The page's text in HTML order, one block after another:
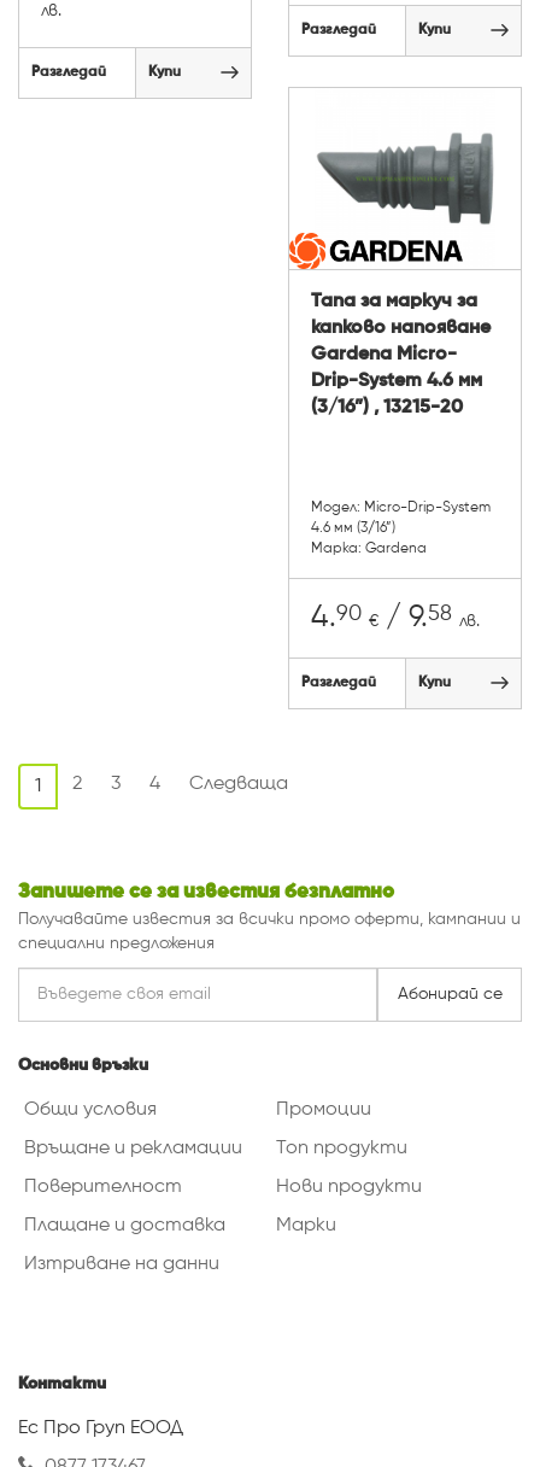
лв.
Разгледай Купи
Разгледай Купи
Тапа за маркуч за
капково напояване
Gardena Micro-
Drip-System 4.6 мм
(3/16”) , 13215-20
Модел: Micro-Drip-System
4.6 мм (3/16”)
Марка: Gardena
4.90 € / 9.58 лв.
Разгледай Купи
1 2 3 4 Следваща
Запишете се за известия безплатно
Получавайте известия за всички промо оферти, кампании и
специални предложения
Абонирай се
Основни връзки
Общи условия
Връщане и рекламации
Поверителност
Плащане и доставка
Изтриване на данни
Промоции
Топ продукти
Нови продукти
Марки
Контакти
Ес Про Груп ЕООД